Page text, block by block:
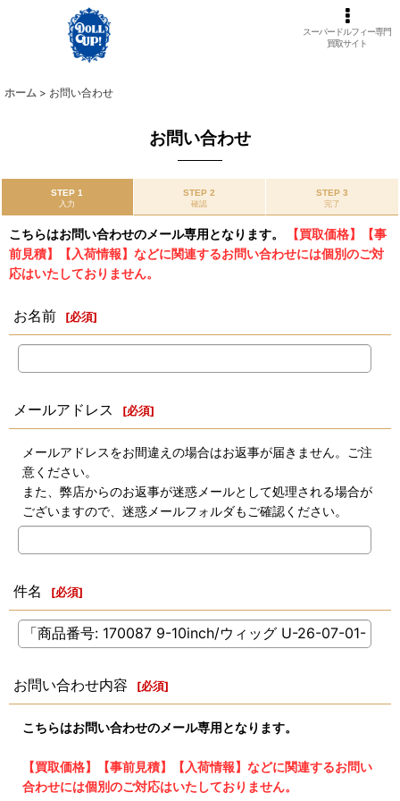
スーパードルフィー専門
買取サイト
ホーム > お問い合わせ
お問い合わせ
STEP 1
入力
STEP 2
確認
STEP 3
完了
こちらはお問い合わせのメール専用となります。
【買取価格】【事
前見積】【入荷情報】などに関連するお問い合わせには個別のご対
応はいたしておりません。
お名前 [必須]
メールアドレス [必須]
メールアドレスをお間違えの場合はお返事が届きません。ご注
意ください。
また、弊店からのお返事が迷惑メールとして処理される場合が
ございますので、迷惑メールフォルダもご確認ください。
件名 [必須]
お問い合わせ内容 [必須]
こちらはお問い合わせのメール専用となります。
【買取価格】【事前見積】【入荷情報】などに関連するお問い
合わせには個別のご対応はいたしておりません。